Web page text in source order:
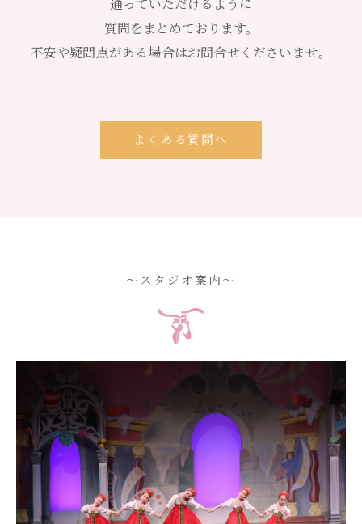
質問をまとめております。
不安や疑問点がある場合はお問合せくださいませ。
よくある質問へ
〜スタジオ案内〜